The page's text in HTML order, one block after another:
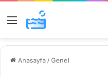
Menü
Anasayfa /Genel